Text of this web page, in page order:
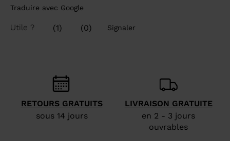
RETOURS GRATUITS
sous 14 jours
LIVRAISON GRATUITE
en 2 - 3 jours
ouvrables